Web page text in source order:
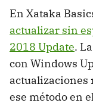
En Xataka
actualizar sin
2018 Update.
con Windows
actualizaciones
ese método en